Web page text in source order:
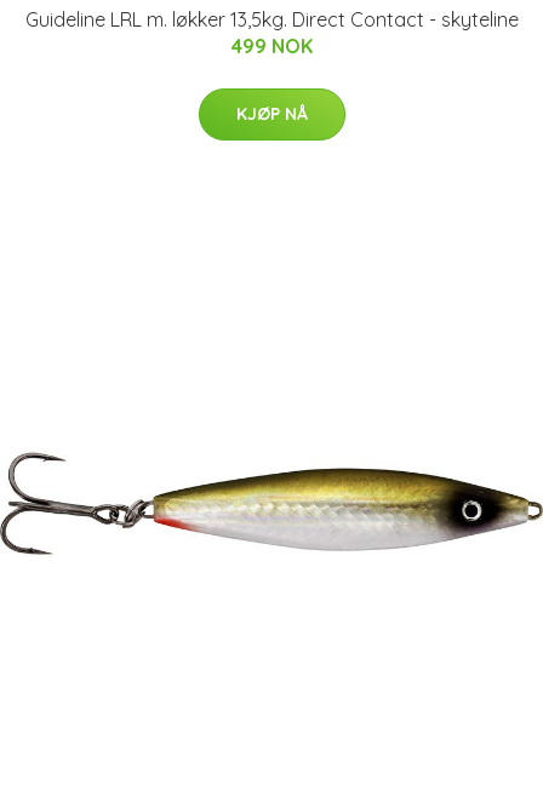
Guideline LRL m. løkker 13,5kg. Direct Contact - skyteline
499 NOK
KJØP NÅ